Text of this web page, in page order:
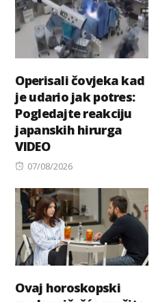
Operisali čovjeka kad
je udario jak potres:
Pogledajte reakciju
japanskih hirurga
VIDEO
Posted
07/08/2026
Ovaj horoskopski